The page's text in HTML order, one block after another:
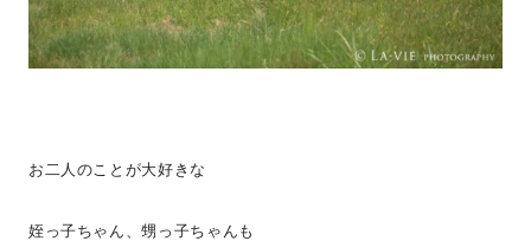
お二人のことが大好きな
姪っ子ちゃん、甥っ子ちゃんも